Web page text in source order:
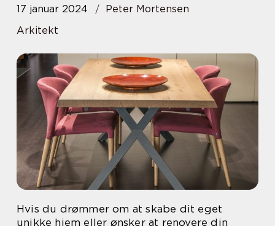
17 januar 2024
Peter Mortensen
Arkitekt
Hvis du drømmer om at skabe dit eget
unikke hjem eller ønsker at renovere din